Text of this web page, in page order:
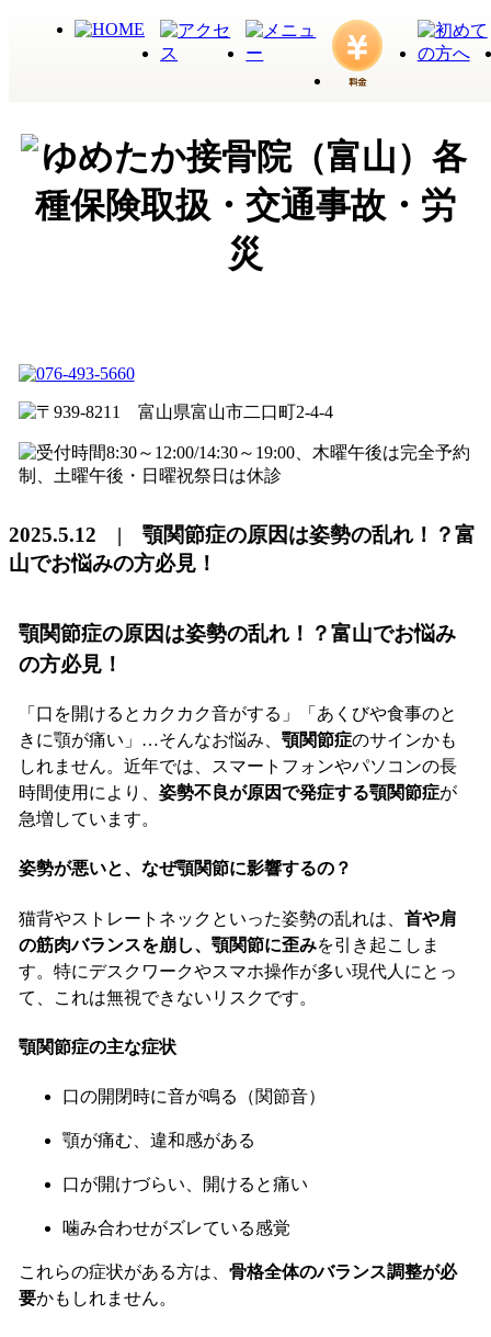
2025.5.12 | 顎関節症の原因は姿勢の乱れ！？富
山でお悩みの方必見！
顎関節症の原因は姿勢の乱れ！？富山でお悩み
の方必見！
「口を開けるとカクカク音がする」「あくびや食事のと
きに顎が痛い」…そんなお悩み、 顎関節症のサインかも
しれません。近年では、スマートフォンやパソコンの長
時間使用により、 姿勢不良が原因で発症する顎関節症が
急増しています。
姿勢が悪いと、なぜ顎関節に影響するの？
猫背やストレートネックといった姿勢の乱れは、 首や肩
の筋肉バランスを崩し、顎関節に歪みを引き起こしま
す。特にデスクワークやスマホ操作が多い現代人にとっ
て、これは無視できないリスクです。
顎関節症の主な症状
口の開閉時に音が鳴る（関節音）
顎が痛む、違和感がある
口が開けづらい、開けると痛い
噛み合わせがズレている感覚
これらの症状がある方は、 骨格全体のバランス調整が必
要かもしれません。